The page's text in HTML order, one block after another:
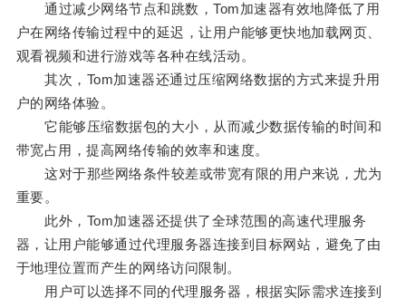
通过减少网络节点和跳数，Tom加速器有效地降低了用
户在网络传输过程中的延迟，让用户能够更快地加载网页、
观看视频和进行游戏等各种在线活动。
其次，Tom加速器还通过压缩网络数据的方式来提升用
户的网络体验。
它能够压缩数据包的大小，从而减少数据传输的时间和
带宽占用，提高网络传输的效率和速度。
这对于那些网络条件较差或带宽有限的用户来说，尤为
重要。
此外，Tom加速器还提供了全球范围的高速代理服务
器，让用户能够通过代理服务器连接到目标网站，避免了由
于地理位置而产生的网络访问限制。
用户可以选择不同的代理服务器，根据实际需求连接到